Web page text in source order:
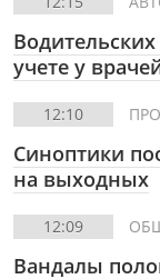
учете у
12:10
Синоптики
на выходных
12:09
Вандалы